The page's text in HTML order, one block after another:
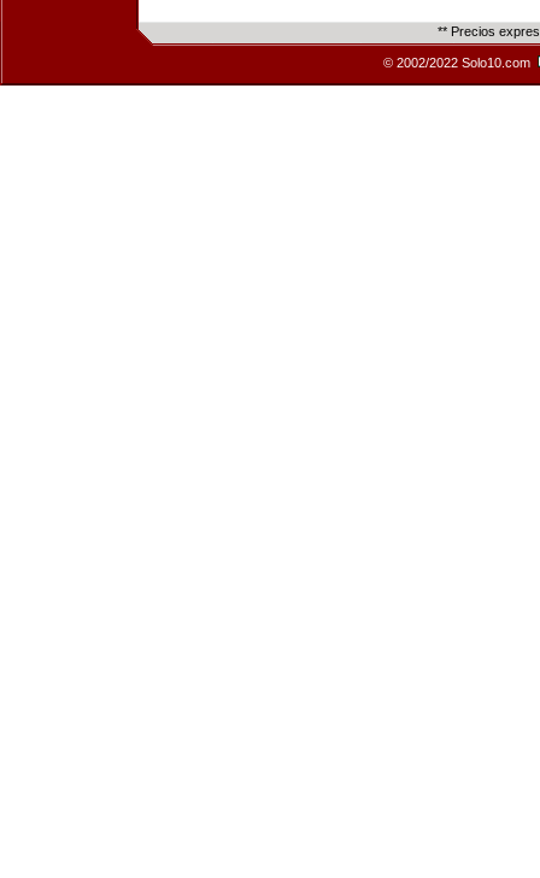
** Precios
© 2002/2022 Solo10.com